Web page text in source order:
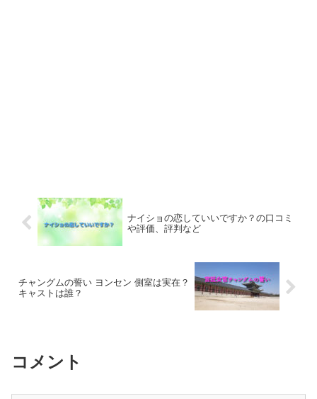
ナイショの恋していいですか？の口コミ
や評価、評判など
チャングムの誓い ヨンセン 側室は実在？
キャストは誰？
コメント